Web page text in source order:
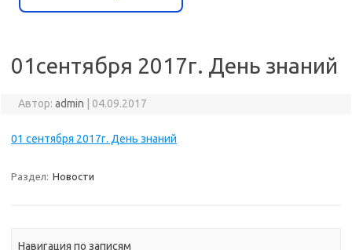
01сентября 2017г. День знаний
Автор: admin 04.09.2017
01 сентября 2017г. День знаний
Раздел: Новости
Навигация по записям